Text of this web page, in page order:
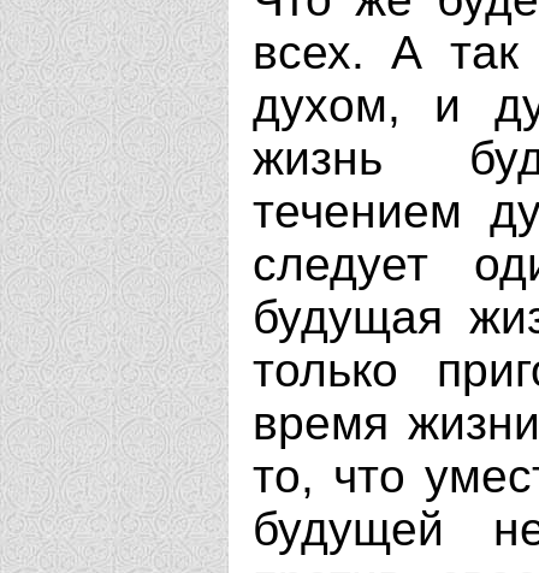
всех. А
духом, и
жизнь
течением
следует
будущая
только
время
то, что
будущей